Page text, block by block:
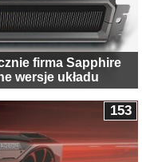
firma Sapphire
wersje układu
153